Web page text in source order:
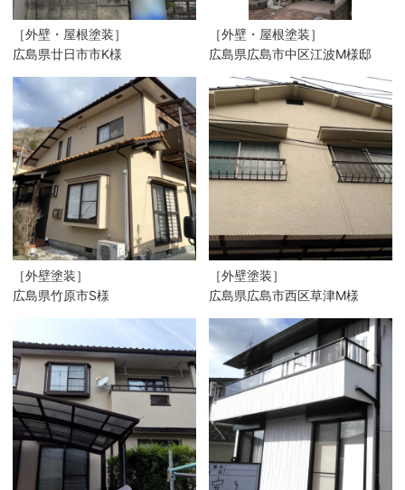
［外壁・屋根塗装］
広島県廿日市市K様
［外壁・屋根塗装］
広島県広島市中区江波M様邸
［外壁塗装］
広島県竹原市S様
［外壁塗装］
広島県広島市西区草津M様